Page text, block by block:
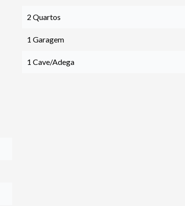
2 Quartos
1 Garagem
1 Cave/Adega